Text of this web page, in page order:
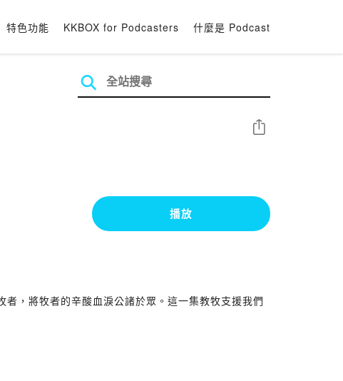
特色功能 KKBOX for Podcasters 什麼是 Podcast
分享
播放
，將牧者的辛酸血淚公諸於眾。這一集教牧支援我們